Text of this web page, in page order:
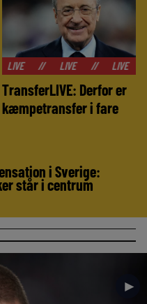
LIVE LIVE LIVE
TransferLIVE: Derfor er
kæmpetransfer i fare
i Sverige:
står i centrum
►